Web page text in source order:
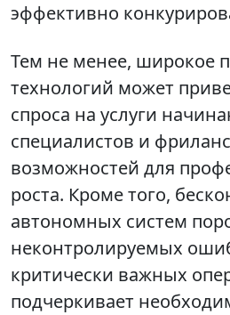
эффективно
Тем не менее, широкое
технологий может
спроса на услуги
специалистов и
возможностей для
роста. Кроме того,
автономных систем
неконтролируемых
критически важных
подчеркивает